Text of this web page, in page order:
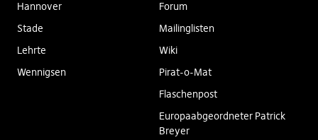
Hannover
Stade
Lehrte
Wennigsen
Forum
Mailinglisten
Wiki
Pirat-o-Mat
Flaschenpost
Europaabgeordneter Patrick
Breyer